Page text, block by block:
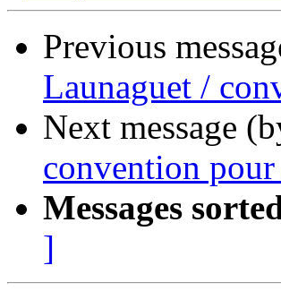
Previous
Launaguet /
Next message
convention pour
Messages
]